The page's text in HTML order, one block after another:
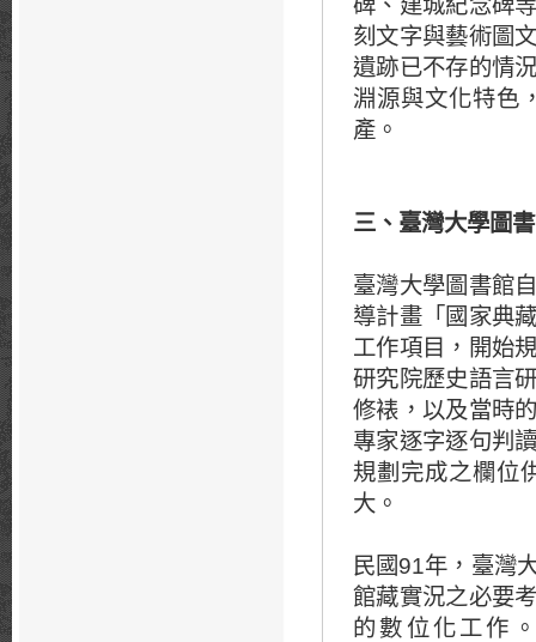
刻文字與藝術圖
遺跡已不存的情
淵源與文化特色
產。
三、臺灣大學圖
臺灣大學圖書館
導計畫「國家典
工作項目，開始
研究院歷史語言
修裱，以及當時
專家逐字逐句判
規劃完成之欄位
大。
民國91年，臺灣
館藏實況之必要
的數位化工作